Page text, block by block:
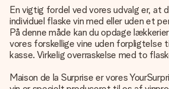
En vigtig fordel ved vores udvalg er, at
individuel flaske vin med eller uden et
På denne måde kan du opdage
vores forskellige vine uden forpligtelse
kasse. Virkelig overraskelse med to
Maison de la Surprise er vores